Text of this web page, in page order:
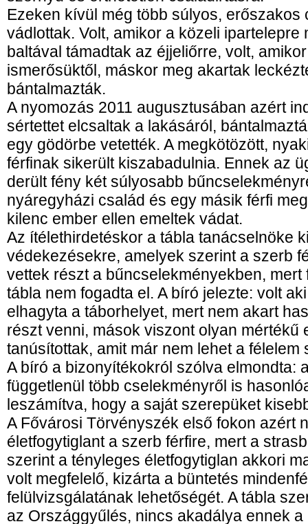
Ezeken kívül még több súlyos, erőszakos
vádlottak. Volt, amikor a közeli ipartelepre
baltával támadtak az éjjeliőrre, volt,
ismerősüktől, máskor meg akartak
bántalmazták.
A nyomozás 2011 augusztusában azért
sértettet elcsaltak a lakásáról,
egy gödörbe vetették. A megkötözött,
férfinak sikerült kiszabadulnia. Ennek az
derült fény két súlyosabb
nyáregyházi család és egy másik férfi
kilenc ember ellen emeltek vádat.
Az ítélethirdetéskor a tábla tanácselnöke
védekezésekre, amelyek szerint a szerb
vettek részt a bűncselekményekben, mert
tábla nem fogadta el. A bíró jelezte: volt
elhagyta a táborhelyet, mert nem akart
részt venni, mások viszont olyan mértékű
tanúsítottak, amit már nem lehet a félelem
A bíró a bizonyítékokról szólva elmondta:
függetlenül több cselekményről is
leszámítva, hogy a saját szerepüket
A Fővárosi Törvényszék első fokon azért
életfogytiglant a szerb férfire, mert a
szerint a tényleges életfogytiglan akkori
volt megfelelő, kizárta a büntetés
felülvizsgálatának lehetőségét. A tábla
az Országgyűlés, nincs akadálya ennek